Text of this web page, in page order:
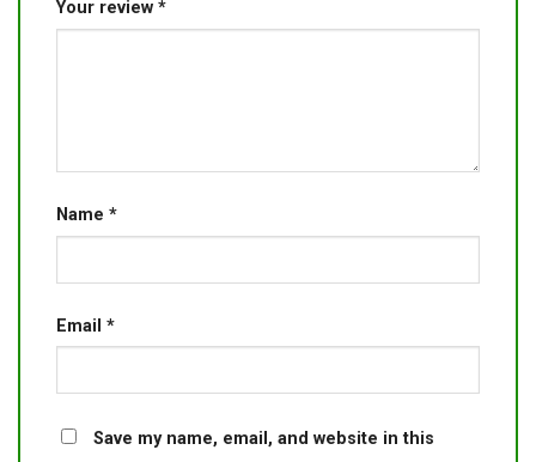
Your review *
Name *
Email *
Save my name, email, and website in this